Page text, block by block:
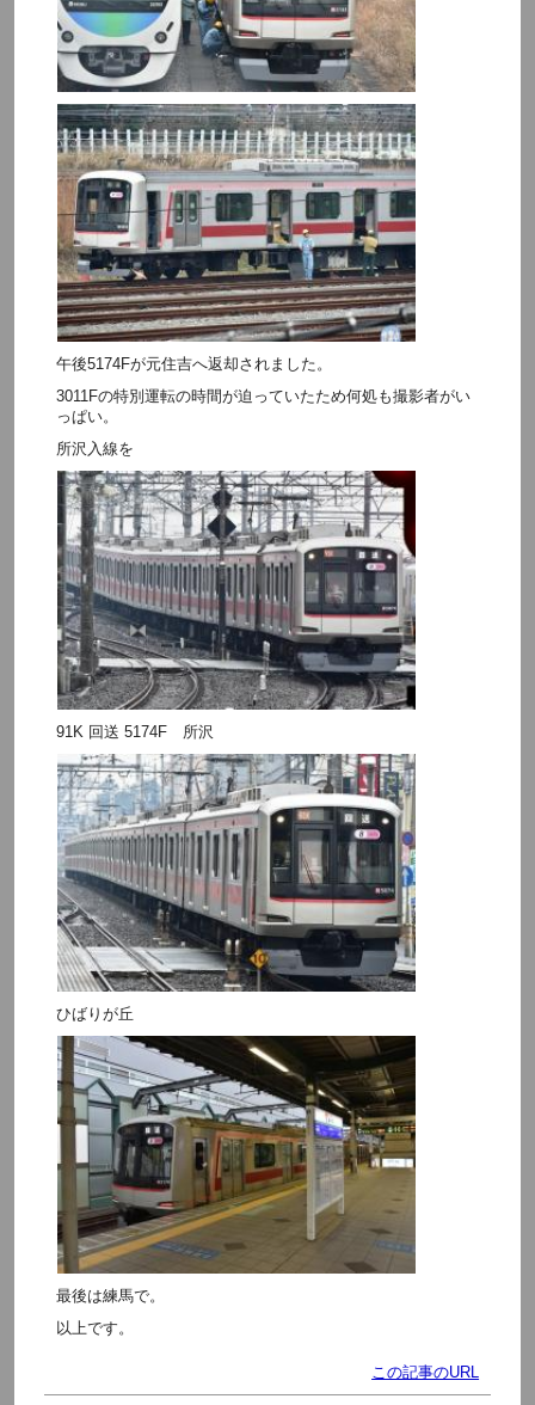
午後5174Fが元住吉へ返却されました。
3011Fの特別運転の時間が迫っていたため何処も撮影者がい
っぱい。
所沢入線を
91K 回送 5174F 所沢
ひばりが丘
最後は練馬で。
以上です。
この記事のURL